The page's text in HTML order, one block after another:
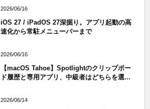
2026/06/16
iOS 27 / iPadOS 27深掘り。アプリ起動の高
速化から常駐メニューバーまで
2026/06/16
【macOS Tahoe】Spotlightのクリップボー
ド履歴と専用アプリ、中級者はどちらを選...
2026/06/14